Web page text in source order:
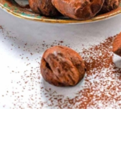
20 - τεμ. 15 λεπτά 10 λεπτά